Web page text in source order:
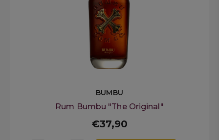
BUMBU
Rum Bumbu "The Original"
€37,90